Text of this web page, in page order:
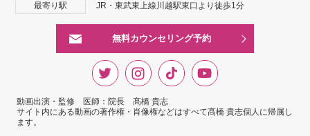
最寄り駅 JR・東武東上線川越駅東口より徒歩1分
無料カウンセリング予約
動画出演・監修 医師：院長 髙橋 貴志
サイト内にある動画の著作権・肖像権などはすべて髙橋 貴志個人に帰属し
ます。